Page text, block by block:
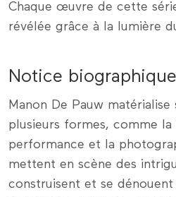
Chaque œuvre de cette
révélée grâce à la lumière
Notice biographique
Manon De Pauw matérialise
plusieurs formes, comme la
performance et la
mettent en scène des
construisent et se